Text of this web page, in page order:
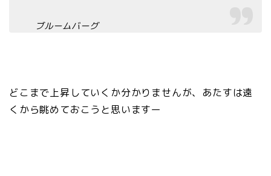
ブルームバーグ
どこまで上昇していくか分かりませんが、あたすは遠
くから眺めておこうと思いますー